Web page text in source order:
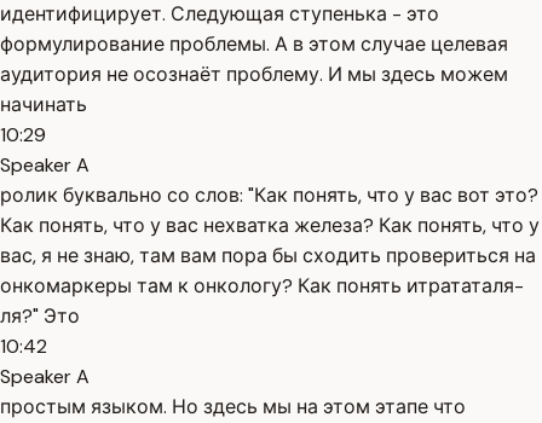
идентифицирует. Следующая ступенька - это
формулирование проблемы. А в этом случае целевая
аудитория не осознаёт проблему. И мы здесь можем
начинать
10:29
Speaker A
ролик буквально со слов: "Как понять, что у вас вот это?
Как понять, что у вас нехватка железа? Как понять, что у
вас, я не знаю, там вам пора бы сходить провериться на
онкомаркеры там к онкологу? Как понять итрататаля-
ля?" Это
10:42
Speaker A
простым языком. Но здесь мы на этом этапе что